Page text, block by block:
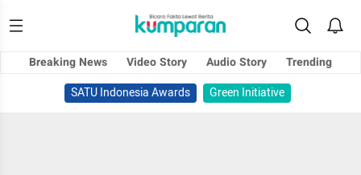
Breaking News Video Story Audio Story
Trending
SATU Indonesia Awards
Green Initiative